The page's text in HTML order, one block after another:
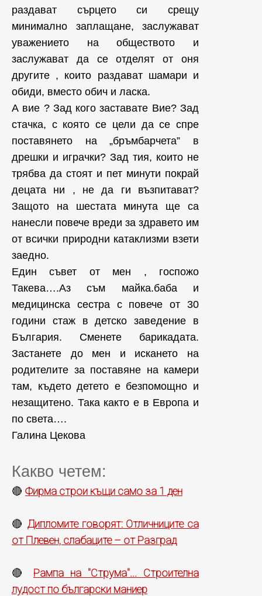
раздават сърцето си срещу
минимално заплащане, заслужават
уважението на обществото и
заслужават да се отделят от оня
другите , които раздават шамари и
обиди, вместо обич и ласка.
А вие ? Зад кого заставате Вие? Зад
стачка, с която се цели да се спре
поставянето на „бръмбарчета” в
дрешки и играчки? Зад тия, които не
трябва да стоят и пет минути покрай
децата ни , не да ги възпитават?
Защото на шестата минута ще са
нанесли повече вреди за здравето им
от всички природни катаклизми взети
заедно.
Един съвет от мен , госпожо
Такева….Аз съм майка.баба и
медицинска сестра с повече от 30
години стаж в детско заведение в
България. Сменете барикадата.
Застанете до мен и искането на
родителите за поставяне на камери
там, където детето е безпомощно и
незащитено. Така както е в Европа и
по света….
Галина Цекова
Какво четем:
🔴 Фирма строи къщи само за 1 ден
🔴 Дипломите говорят: Отличниците са
от Плевен, слабаците – от Разград
🔴 Рампа на "Струма"... Строителна
лудост по български маниер